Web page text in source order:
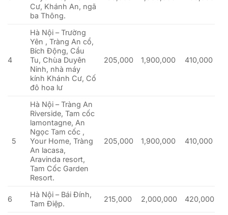
Cư, Khánh An, ngã
ba Thông.
4
Hà Nội – Trường
Yên , Tràng An cổ,
Bích Động, Cầu
Tu, Chùa Duyên
Ninh, nhà máy
kính Khánh Cư, Cố
đô hoa lư
205,000 1,900,000 410,000
5
Hà Nội – Tràng An
Riverside, Tam cốc
lamontagne, An
Ngọc Tam cốc ,
Your Home, Tràng
An lacasa,
Aravinda resort,
Tam Cốc Garden
Resort.
205,000 1,900,000 410,000
6
Hà Nội – Bái Đính,
Tam Điệp.
215,000 2,000,000 420,000